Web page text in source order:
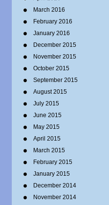
March 2016
February 2016
January 2016
December 2015
November 2015
October 2015
September 2015
August 2015
July 2015
June 2015
May 2015
April 2015
March 2015
February 2015
January 2015
December 2014
November 2014